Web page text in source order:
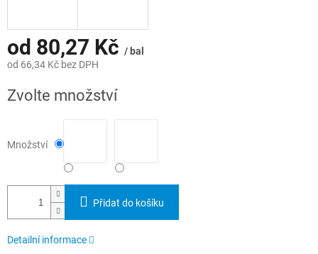
od 80,27 Kč / bal
od 66,34 Kč bez DPH
cena:
Zvolte množství
Množství
Přidat do košíku
Detailní informace